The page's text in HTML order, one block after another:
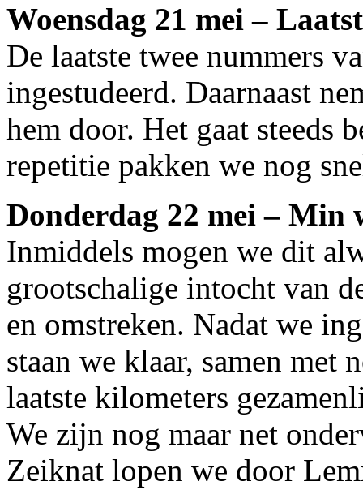
Woensdag 21 mei –
De laatste twee nummers
ingestudeerd. Daarnaast
hem door. Het gaat steeds
repetitie pakken we nog
Donderdag 22 mei – Min
Inmiddels mogen we dit
grootschalige intocht van
en omstreken. Nadat we
staan we klaar, samen met
laatste kilometers
We zijn nog maar net
Zeiknat lopen we door